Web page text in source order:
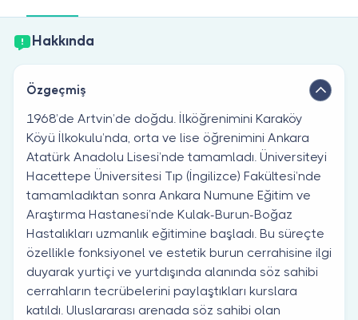
Hakkında
Özgeçmiş
1968’de Artvin’de doğdu. İlköğrenimini Karaköy
Köyü İlkokulu’nda, orta ve lise öğrenimini Ankara
Atatürk Anadolu Lisesi’nde tamamladı. Üniversiteyi
Hacettepe Üniversitesi Tıp (İngilizce) Fakültesi’nde
tamamladıktan sonra Ankara Numune Eğitim ve
Araştırma Hastanesi’nde Kulak-Burun-Boğaz
Hastalıkları uzmanlık eğitimine başladı. Bu süreçte
özellikle fonksiyonel ve estetik burun cerrahisine ilgi
duyarak yurtiçi ve yurtdışında alanında söz sahibi
cerrahların tecrübelerini paylaştıkları kurslara
katıldı. Uluslararası arenada söz sahibi olan